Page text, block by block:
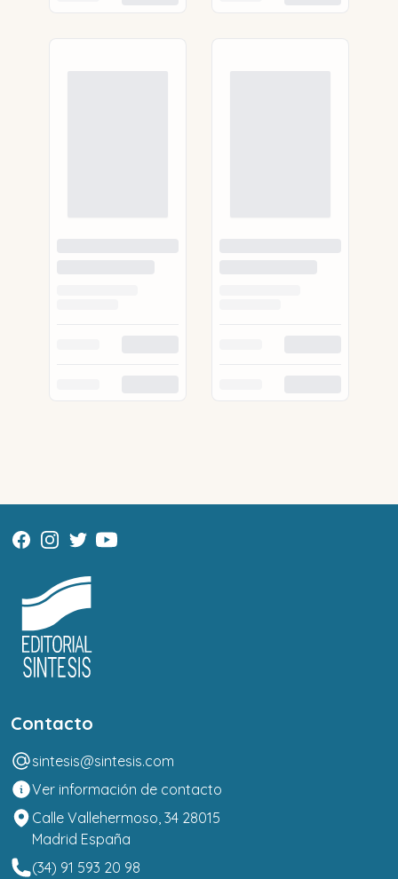
Contacto
sintesis@sintesis.com
Ver información de contacto
Calle Vallehermoso, 34 28015
Madrid España
(34) 91 593 20 98